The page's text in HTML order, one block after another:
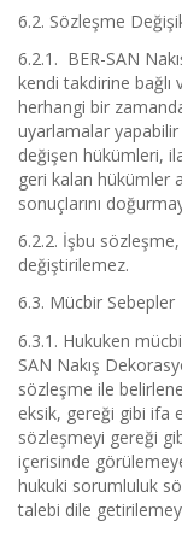
6.2. Sözleşme
6.2.1. BER-SAN
kendi takdirine bağlı
herhangi bir
uyarlamalar
değişen hükümleri,
geri kalan hükümler
sonuçlarını
6.2.2. İşbu sözleşme,
değiştirilemez.
6.3. Mücbir Sebepler
6.3.1. Hukuken
SAN Nakış
sözleşme ile
eksik, gereği gibi ifa
sözleşmeyi gereği
içerisinde
hukuki sorumluluk
talebi dile